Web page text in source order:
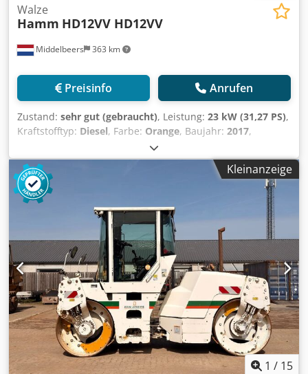
Middelbeers 363 km
Walze
Hamm HD12VV HD12VV
Preisinfo Anrufen
Zustand: sehr gut (gebraucht), Leistung: 23 kW (31,27 PS),
Kraftstofftyp: Diesel, Farbe: Orange, Baujahr: 2017,
, Allgemeine Informationen
Baujahr: 2017 Modelljahr: 2017 Cedpsznm Iujfx Amgsha
Technische Informationen Zylinderzahl: 3 Antrieb: Rad
Leergewicht: 2.695 kg Funktionell Arbeitsbreite: 120 cm CE-
Kennzeichnung: ja Zustand Technischer Zustand: sehr gut
Optischer Zustand: gut Finanzielle Informationen Preis:
Auf Anfrage Weitere Informationen Wenden Sie sich an
Ernst van Hek, um weitere Informationen zu erhalten.
Kleinanzeige
1 / 15